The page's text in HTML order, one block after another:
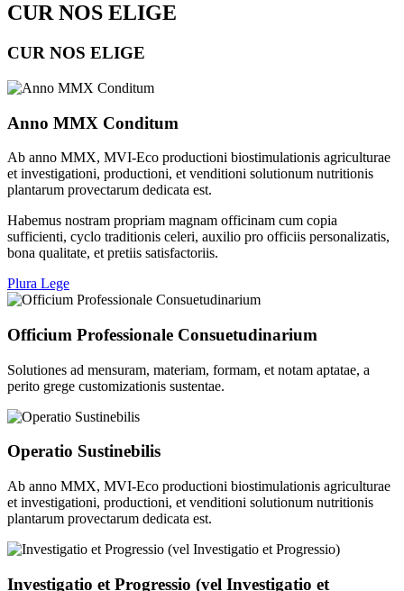
CUR NOS ELIGE
CUR NOS ELIGE
Anno MMX Conditum
Ab anno MMX, MVI-Eco productioni biostimulationis agriculturae
et investigationi, productioni, et venditioni solutionum nutritionis
plantarum provectarum dedicata est.
Habemus nostram propriam magnam officinam cum copia
sufficienti, cyclo traditionis celeri, auxilio pro officiis personalizatis,
bona qualitate, et pretiis satisfactoriis.
Plura Lege
Officium Professionale Consuetudinarium
Solutiones ad mensuram, materiam, formam, et notam aptatae, a
perito grege customizationis sustentae.
Operatio Sustinebilis
Ab anno MMX, MVI-Eco productioni biostimulationis agriculturae
et investigationi, productioni, et venditioni solutionum nutritionis
plantarum provectarum dedicata est.
Investigatio et Progressio (vel Investigatio et